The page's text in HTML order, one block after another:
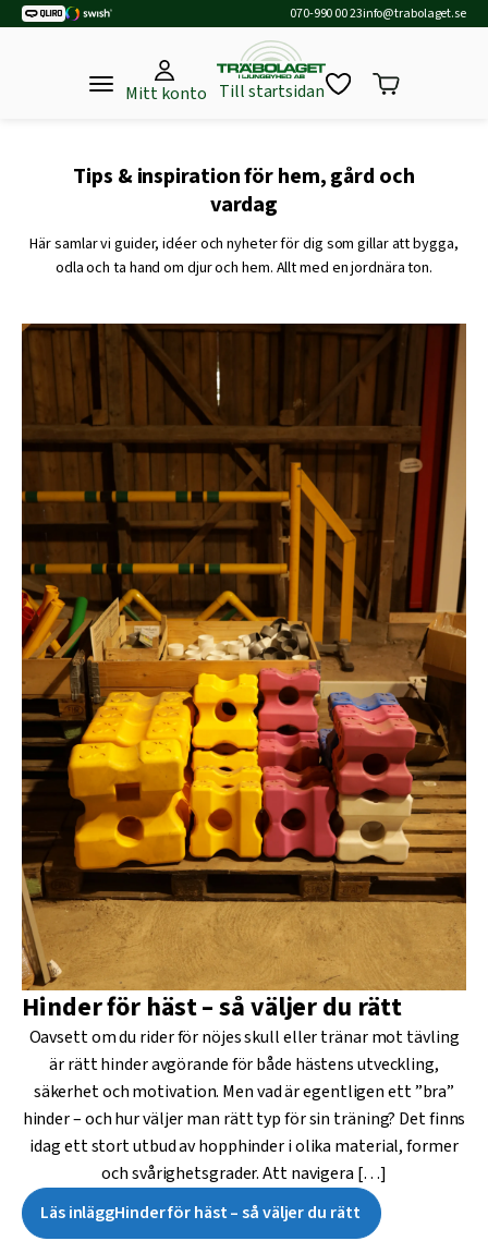
070-990 00 23info@trabolaget.se
Mitt konto Till startsidan
Tips & inspiration för hem, gård och
vardag
Här samlar vi guider, idéer och nyheter för dig som gillar att bygga,
odla och ta hand om djur och hem. Allt med en jordnära ton.
Hinder för häst – så väljer du rätt
Oavsett om du rider för nöjes skull eller tränar mot tävling
är rätt hinder avgörande för både hästens utveckling,
säkerhet och motivation. Men vad är egentligen ett ”bra”
hinder – och hur väljer man rätt typ för sin träning? Det finns
idag ett stort utbud av hopphinder i olika material, former
och svårighetsgrader. Att navigera […]
Läs inläggHinder för häst – så väljer du rätt